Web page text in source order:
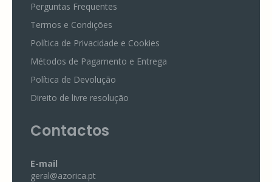
Perguntas Frequentes
Termos e Condições
Política de Privacidade e Cookies
Métodos de Pagamento e Entrega
Política de Devolução
Direito de livre resolução
Contactos
E-mail
geral@azorica.pt